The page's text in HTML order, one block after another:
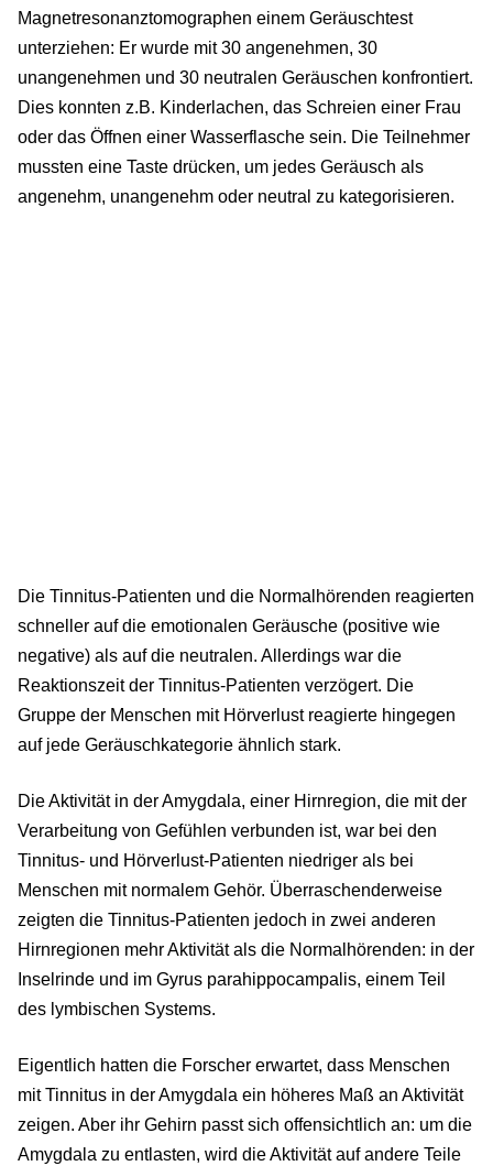
Magnetresonanztomographen einem Geräuschtest
unterziehen: Er wurde mit 30 angenehmen, 30
unangenehmen und 30 neutralen Geräuschen konfrontiert.
Dies konnten z.B. Kinderlachen, das Schreien einer Frau
oder das Öffnen einer Wasserflasche sein. Die Teilnehmer
mussten eine Taste drücken, um jedes Geräusch als
angenehm, unangenehm oder neutral zu kategorisieren.
Die Tinnitus-Patienten und die Normalhörenden reagierten
schneller auf die emotionalen Geräusche (positive wie
negative) als auf die neutralen. Allerdings war die
Reaktionszeit der Tinnitus-Patienten verzögert. Die
Gruppe der Menschen mit Hörverlust reagierte hingegen
auf jede Geräuschkategorie ähnlich stark.
Die Aktivität in der Amygdala, einer Hirnregion, die mit der
Verarbeitung von Gefühlen verbunden ist, war bei den
Tinnitus- und Hörverlust-Patienten niedriger als bei
Menschen mit normalem Gehör. Überraschenderweise
zeigten die Tinnitus-Patienten jedoch in zwei anderen
Hirnregionen mehr Aktivität als die Normalhörenden: in der
Inselrinde und im Gyrus parahippocampalis, einem Teil
des lymbischen Systems.
Eigentlich hatten die Forscher erwartet, dass Menschen
mit Tinnitus in der Amygdala ein höheres Maß an Aktivität
zeigen. Aber ihr Gehirn passt sich offensichtlich an: um die
Amygdala zu entlasten, wird die Aktivität auf andere Teile